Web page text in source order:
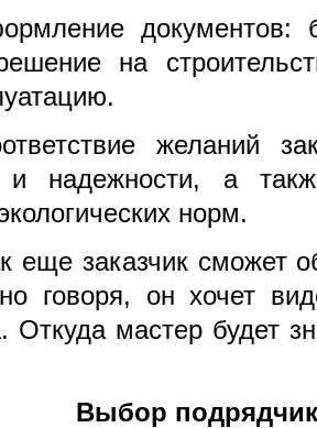
документов:
на
желаний
и надежности, а
норм.
еще заказчик сможет
говоря, он хочет
Откуда мастер будет
Выбор